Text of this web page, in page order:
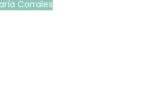
Corrales